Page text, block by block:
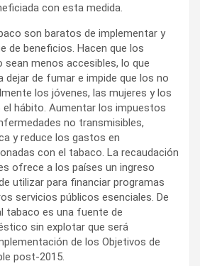
con esta medida.
son baratos de implementar y
de beneficios. Hacen que los
menos accesibles, lo que
dejar de fumar e impide que los no
los jóvenes, las mujeres y los
el hábito. Aumentar los impuestos
no transmisibles,
y reduce los gastos en
con el tabaco. La recaudación
ofrece a los países un ingreso
utilizar para financiar programas
servicios públicos esenciales. De
tabaco es una fuente de
sin explotar que será
de los Objetivos de
post-2015.